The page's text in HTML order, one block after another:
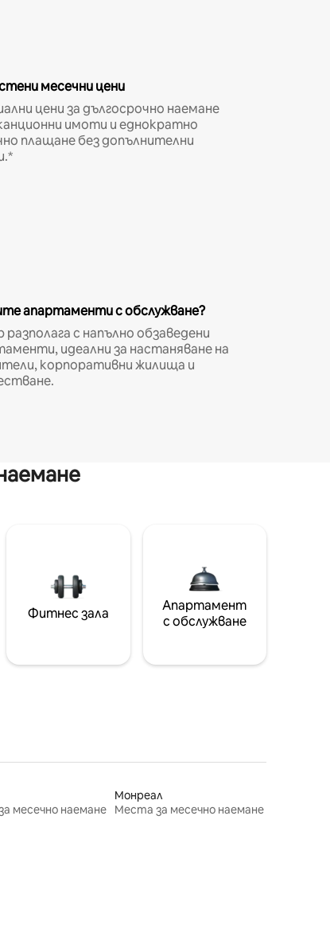
месечни цени
цени за дългосрочно наемане
имоти и еднократно
плащане без допълнителни
апартаменти с обслужване?
разполага с напълно обзаведени
идеални за настаняване на
корпоративни жилища и
Фитнес зала
Апартамент
с обслужване
месечно наемане
Монреал
Места за месечно наемане